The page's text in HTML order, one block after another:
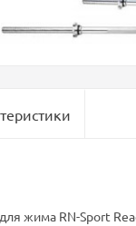
жима RN-Sport